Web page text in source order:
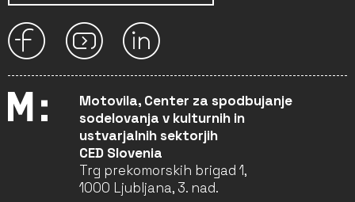
Motovila, Center za spodbujanje
sodelovanja v kulturnih in
ustvarjalnih sektorjih
CED Slovenia
Trg prekomorskih brigad 1,
1000 Ljubljana, 3. nad.